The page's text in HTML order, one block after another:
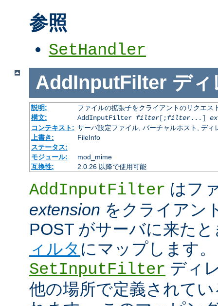
参照
SetHandler
AddInputFilter ディ
説明:
ファイルの拡張子をクライアントのリクエス
構文:
AddInputFilter filter[;filter...]
コンテキスト: サーバ設定ファイル, バーチャルホスト, ディ
上書き:
FileInfo
ステータス:
モジュール:
mod_mime
互換性:
2.0.26 以降で使用可能
AddInputFilter はフ
extension をクライアン
POST がサーバに来た
ィルタ にマップします
SetInputFilter ディ
他の場所で定義されて